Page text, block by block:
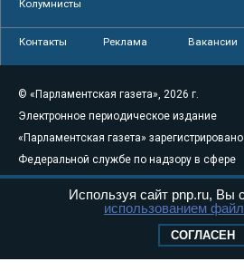
Колумнисты
Контакты Реклама Вакансии
© «Парламентская газета», 2026 г.
Электронное периодическое издание
«Парламентская газета»
Федеральной службе по надзору в сфере
связи, информационных технологий и
массовых коммуникаций (Роскомнадзор)
Свидетельство о регистрации Эл № ФС77-
Используя сайт pnp.ru, Вы
использованием
СОГЛАСЕН